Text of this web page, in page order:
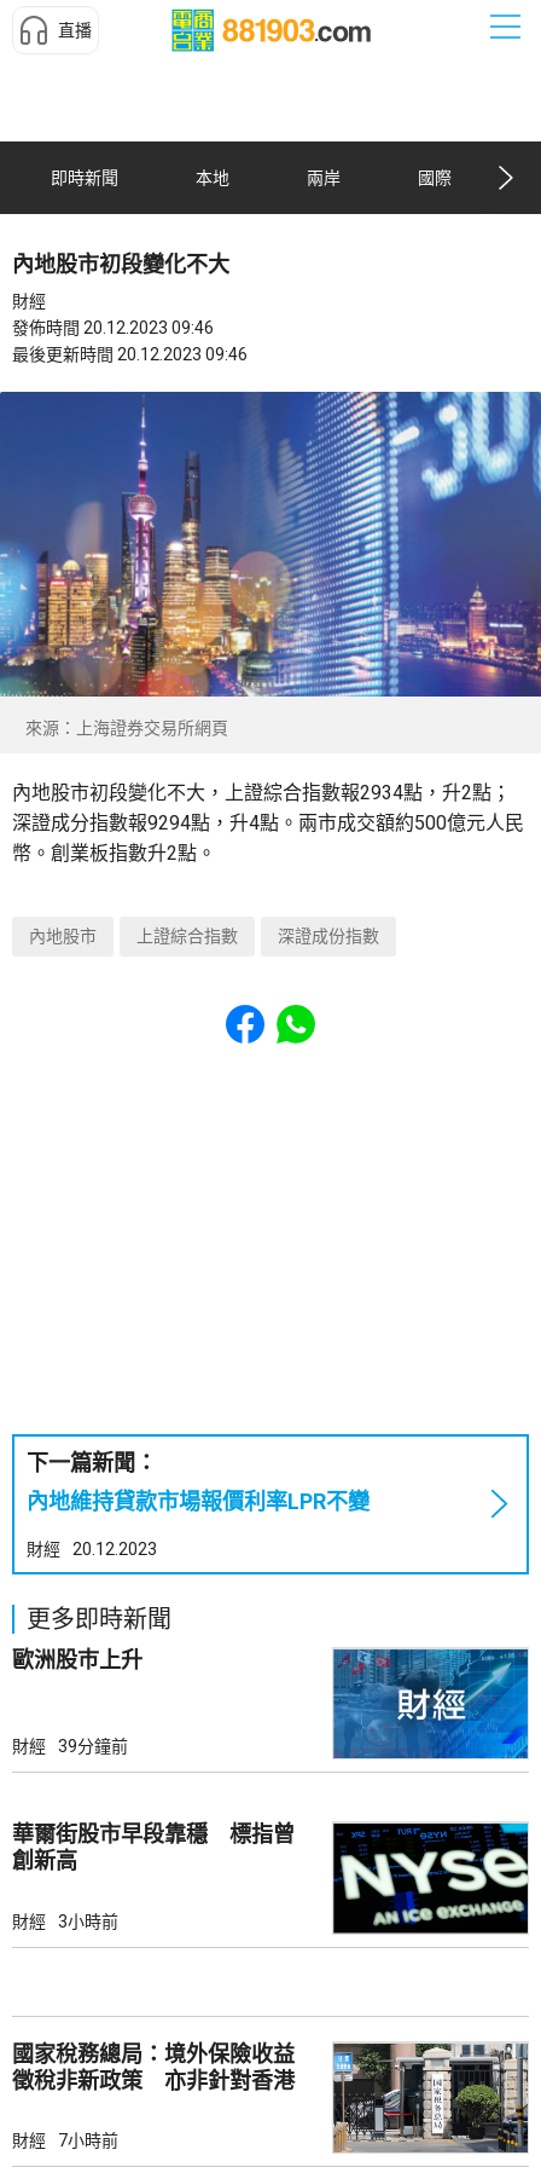
直播
即時新聞 本地 兩岸 國際
內地股市初段變化不大
財經
發佈時間 20.12.2023 09:46
最後更新時間 20.12.2023 09:46
來源：上海證券交易所網頁
內地股市初段變化不大，上證綜合指數報2934點，升2點；
深證成分指數報9294點，升4點。兩市成交額約500億元人民
幣。創業板指數升2點。
內地股市 上證綜合指數 深證成份指數
Share to Facebook
Share to WhatsApp
下一篇新聞：
內地維持貸款市場報價利率LPR不變
財經 20.12.2023
更多即時新聞
歐洲股巿上升
財經 39分鐘前
華爾街股市早段靠穩 標指曾
創新高
財經 3小時前
國家稅務總局：境外保險收益
徵稅非新政策 亦非針對香港
財經 7小時前